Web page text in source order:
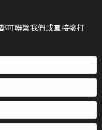
可聯繫我們或直接撥打